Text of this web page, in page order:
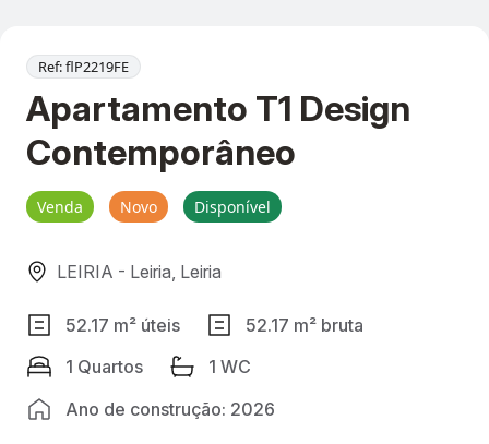
Ref: flP2219FE
Apartamento T1 Design
Contemporâneo
Venda Novo Disponível
LEIRIA - Leiria, Leiria
52.17 m² úteis
52.17 m² bruta
1 Quartos
1 WC
Ano de construção: 2026